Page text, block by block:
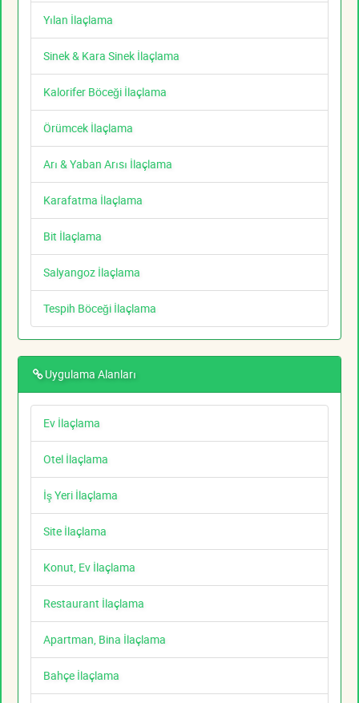
Yılan İlaçlama
Sinek & Kara Sinek İlaçlama
Kalorifer Böceği İlaçlama
Örümcek İlaçlama
Arı & Yaban Arısı İlaçlama
Karafatma İlaçlama
Bit İlaçlama
Salyangoz İlaçlama
Tespih Böceği İlaçlama
Uygulama Alanları
Ev İlaçlama
Otel İlaçlama
İş Yeri İlaçlama
Site İlaçlama
Konut, Ev İlaçlama
Restaurant İlaçlama
Apartman, Bina İlaçlama
Bahçe İlaçlama